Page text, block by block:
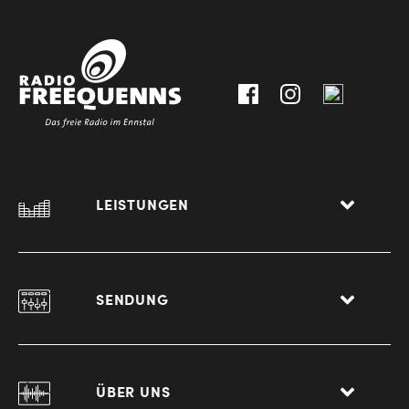
LEISTUNGEN
SENDUNG
ÜBER UNS